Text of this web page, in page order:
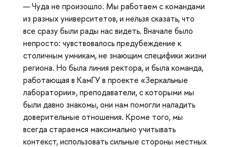
— Чуда не произошло. Мы работаем с командами
из разных университетов, и нельзя сказать, что
все сразу были рады нас видеть. Вначале было
непросто: чувствовалось предубеждение к
столичным умникам, не знающим специфики жизни
региона. Но была линия ректора, и была команда,
работающая в КамГУ в проекте «Зеркальные
лаборатории», преподаватели, с которыми мы
были давно знакомы, они нам помогли наладить
доверительные отношения. Кроме того, мы
всегда стараемся максимально учитывать
контекст, использовать сильные стороны местных